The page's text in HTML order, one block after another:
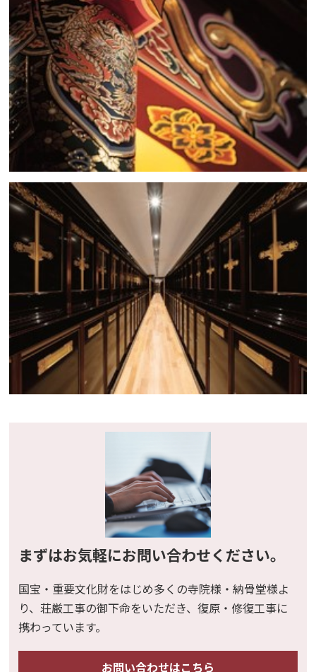
まずはお気軽にお問い合わせください。
国宝・重要文化財をはじめ多くの寺院様・納骨堂様よ
り、荘厳工事の御下命をいただき、復原・修復工事に
携わっています。
お問い合わせはこちら